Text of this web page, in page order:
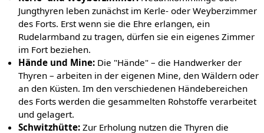
Jungthyren leben zunächst im Kerle- oder Weyberzimmer
des Forts. Erst wenn sie die Ehre erlangen, ein
Rudelarmband zu tragen, dürfen sie ein eigenes Zimmer
im Fort beziehen.
Hände und Mine: Die "Hände" – die Handwerker der
Thyren – arbeiten in der eigenen Mine, den Wäldern oder
an den Küsten. Im den verschiedenen Händebereichen
des Forts werden die gesammelten Rohstoffe verarbeitet
und gelagert.
Schwitzhütte: Zur Erholung nutzen die Thyren die